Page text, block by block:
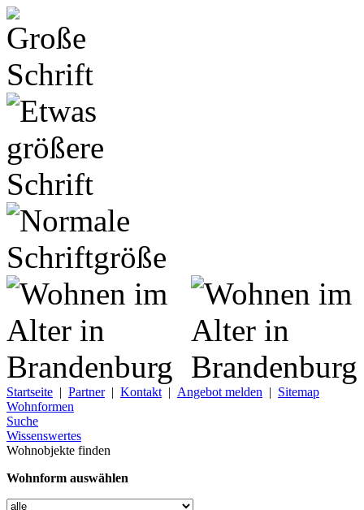
Startseite | Partner| Kontakt | Angebot melden | Sitemap
Wohnformen
Suche
Wissenswertes
Wohnobjekte finden
Wohnform auswählen